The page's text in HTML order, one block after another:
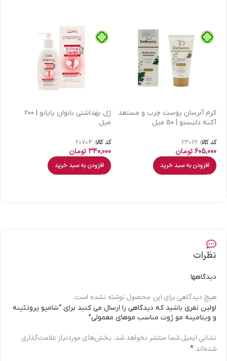
كرم آبرسان پوست چرب و مستعد
آکنه دلبستو | 50 میل
کد کالا: 23022
605,000تومان
افزودن به سبد خرید
ژل بهداشتی بانوان پاپانو | 200
میل
کد کالا: 20704
340,000تومان
افزودن به سبد خرید
نظرات
دیدگاهها
هیچ دیدگاهی برای این محصول نوشته نشده است.
اولین نفری باشید که دیدگاهی را ارسال می کنید برای “شامپو پروتئینه
و ویتامینه مو ژوت مناسب موهای معمولی”
نشانی ایمیل شما منتشر نخواهد شد. بخش‌های موردنیاز علامت‌گذاری
شده‌اند*